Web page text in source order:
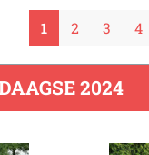
1 2 3 4
2024